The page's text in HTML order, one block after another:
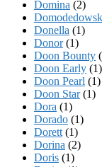
Domina (2)
Donella (1)
Donor(1)
Doon Bounty
Doon Early (1)
Doon Pearl (1)
Doon Star(1)
Dora (1)
Dorado (1)
Dorett (1)
Dorina (2)
Doris (1)